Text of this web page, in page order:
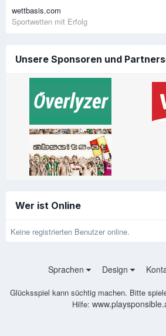
wettbasis.com
Sportwetten mit Erfolg
Unsere Sponsoren und
Wer ist Online
Keine registrierten Benutzer online.
Sprachen Design
Glücksspiel kann süchtig machen. Bitte
Hilfe: